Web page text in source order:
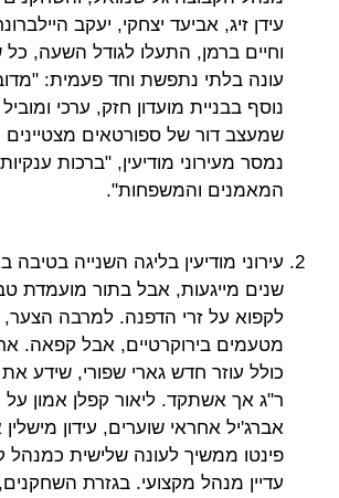
עידן זיג, אביעד יצחקי, יעקב
וחיים ברמן, התעלו לגודל השעה,
עונה בלתי נתפשת וחד פעמית:
נוסף בבניית מועדון חזק, ערכי ומוביל
שמעצב דור של ספורטאים מצטיינים
נמסר מעירוני מודיעין, "ברכות
המאמנים והמשפחות".
שנים מייגעות, אבל בתור מועמדת
לקפוא על זרי הדפנה. למרבה
מטעמים בירוקרטיים, אבל קפאה.
כולל עוזר חדש גארי שפורי, שידע את
ר"ג אך אשתקד. ליאור קפלן אמון על
אברג'יל אחראי שוערים, עידון
פינטו ממשיך לעונה שלישית כמנהל
עדיין מנהל מקצועי. בגזרת